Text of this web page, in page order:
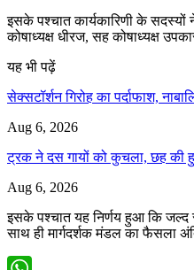
इसके पश्चात कार्यकारिणी के
कोषाध्यक्ष धीरज, सह कोषाध्यक्ष
यह भी पढ़ें
सेक्सटॉर्शन गिरोह का पर्दाफाश,
Aug 6, 2026
ट्रक ने दस गायों को कुचला, छह की
Aug 6, 2026
इसके पश्चात यह निर्णय हुआ कि जल्द
साथ ही मार्गदर्शक मंडल का फैसला